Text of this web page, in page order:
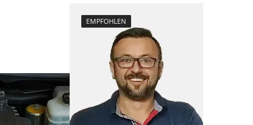
Differenzdruck Sensor anlernen
Einspritzdüsen anlernen
Elektronische Parkbremse schließen
ESP test
Grundeinstellung
Hochdruckpumpe Initialisierung
Injektor Adaptionswerte zurücksetzen
Injektoren einstellen
EMPFOHLEN